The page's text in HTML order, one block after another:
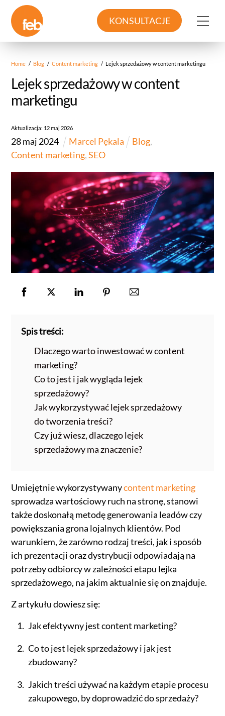
content
KONSULTACJE
Home / Blog / Content marketing / Lejek sprzedażowy w content marketingu
Lejek sprzedażowy w content
marketingu
Aktualizacja: 12maj 2026
28maj 2024 Marcel Pękala Blog,
Content marketing,SEO
Spis treści:
Dlaczego warto inwestować w content
marketing?
Co to jest i jak wygląda lejek
sprzedażowy?
Jak wykorzystywać lejek sprzedażowy
do tworzenia treści?
Czy już wiesz, dlaczego lejek
sprzedażowy ma znaczenie?
Umiejętnie wykorzystywanycontent marketing
sprowadza wartościowy ruch na stronę, stanowi
także doskonałą metodę generowania leadów czy
powiększania grona lojalnych klientów. Pod
warunkiem, że zarówno rodzaj treści, jak i sposób
ich prezentacji oraz dystrybucji odpowiadają na
potrzeby odbiorcy w zależności etapu lejka
sprzedażowego, na jakim aktualnie się on znajduje.
Z artykułu dowiesz się:
Jak efektywny jest content marketing?
Co to jest lejek sprzedażowy i jak jest
zbudowany?
Jakich treści używać na każdym etapie procesu
zakupowego, by doprowadzić do sprzedaży?